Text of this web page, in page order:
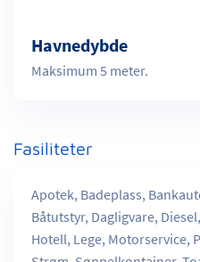
Havnedybde
Maksimum 5 meter.
Fasiliteter
Apotek, Badeplass,
Båtutstyr, Dagligvare,
Hotell, Lege, Motorservice,